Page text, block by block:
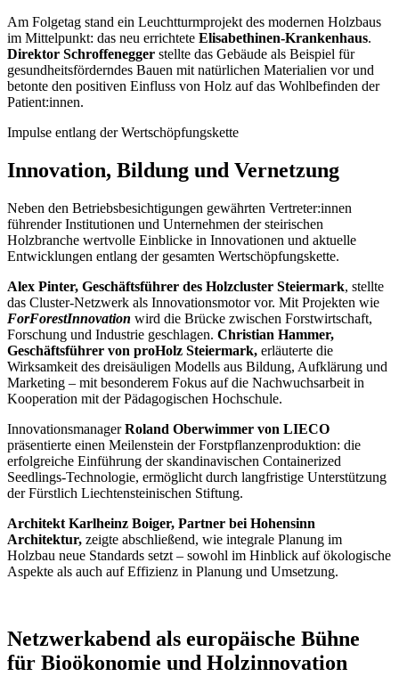
Am Folgetag stand ein Leuchtturmprojekt des modernen Holzbaus
im Mittelpunkt: das neu errichtete Elisabethinen-Krankenhaus.
Direktor Schroffenegger stellte das Gebäude als Beispiel für
gesundheitsförderndes Bauen mit natürlichen Materialien vor und
betonte den positiven Einfluss von Holz auf das Wohlbefinden der
Patient:innen.
Impulse entlang der Wertschöpfungskette
Innovation, Bildung und Vernetzung
Neben den Betriebsbesichtigungen gewährten Vertreter:innen
führender Institutionen und Unternehmen der steirischen
Holzbranche wertvolle Einblicke in Innovationen und aktuelle
Entwicklungen entlang der gesamten Wertschöpfungskette.
Alex Pinter, Geschäftsführer des Holzcluster Steiermark, stellte
das Cluster-Netzwerk als Innovationsmotor vor. Mit Projekten wie
ForForestInnovation wird die Brücke zwischen Forstwirtschaft,
Forschung und Industrie geschlagen. Christian Hammer,
Geschäftsführer von proHolz Steiermark, erläuterte die
Wirksamkeit des dreisäuligen Modells aus Bildung, Aufklärung und
Marketing – mit besonderem Fokus auf die Nachwuchsarbeit in
Kooperation mit der Pädagogischen Hochschule.
InnovationsmanagerRoland Oberwimmer von LIECO
präsentierte einen Meilenstein der Forstpflanzenproduktion: die
erfolgreiche Einführung der skandinavischen Containerized
Seedlings-Technologie, ermöglicht durch langfristige Unterstützung
der Fürstlich Liechtensteinischen Stiftung.
Architekt Karlheinz Boiger, Partner bei Hohensinn
Architektur, zeigte abschließend, wie integrale Planung im
Holzbau neue Standards setzt – sowohl im Hinblick auf ökologische
Aspekte als auch auf Effizienz in Planung und Umsetzung.
Netzwerkabend als europäische Bühne
für Bioökonomie und Holzinnovation